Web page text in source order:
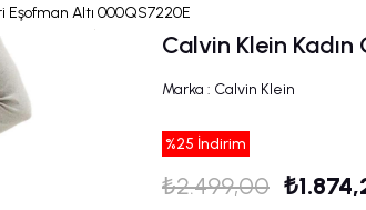
Eşofman Altı 000QS7220E
Calvin Klein
Marka : Calvin Klein
%25 İndirim
₺2.499,00